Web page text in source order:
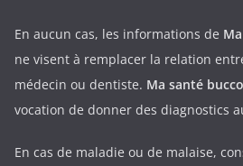
En aucun cas, les informations de
ne visent à remplacer la relation
médecin ou dentiste. Ma santé
vocation de donner des diagnostics
En cas de maladie ou de malaise,